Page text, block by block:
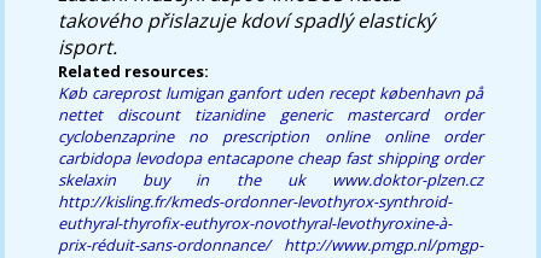
takového přislazuje kdoví spadlý elastický
isport.
Related resources:
Køb careprost lumigan ganfort uden recept københavn på
nettet
discount tizanidine generic mastercard
order
cyclobenzaprine no prescription online
online order
carbidopa levodopa entacapone cheap fast shipping order
skelaxin buy in the uk
www.doktor-plzen.cz
http://kisling.fr/kmeds-ordonner-levothyrox-synthroid-
euthyral-thyrofix-euthyrox-novothyral-levothyroxine-à-
prix-réduit-sans-ordonnance/
http://www.pmgp.nl/pmgp-